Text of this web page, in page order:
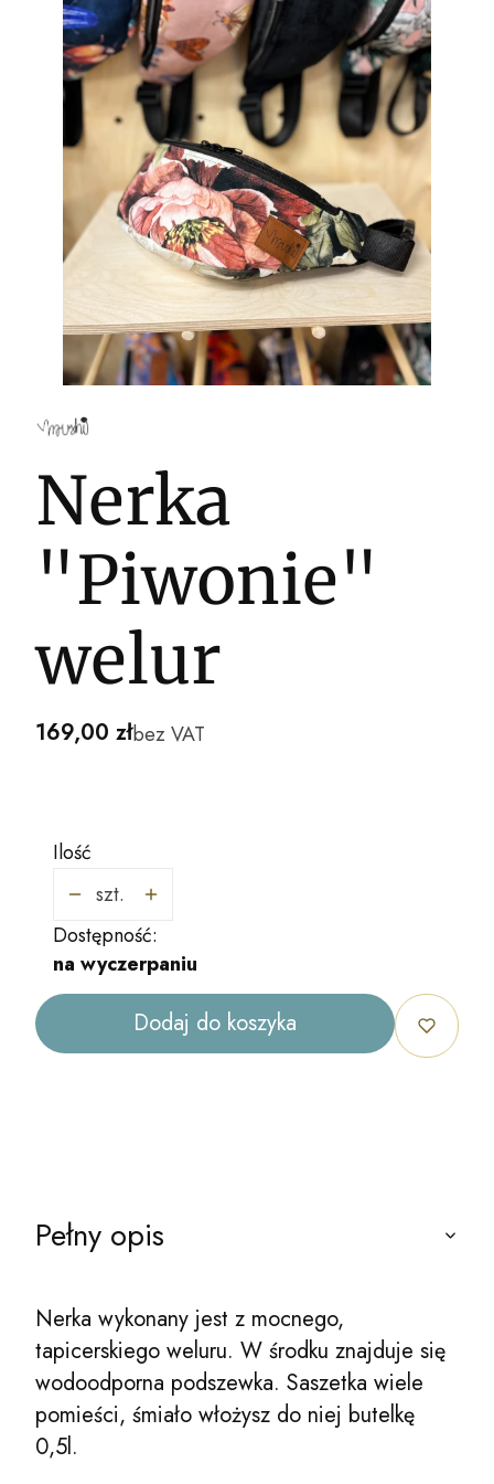
Nerka
"Piwonie"
welur
Cena
169,00 złbez VAT
Ilość
szt.
Dostępność:
na wyczerpaniu
Dodaj do koszyka
Pełny opis
Nerka wykonany jest z mocnego,
tapicerskiego weluru. W środku znajduje się
wodoodporna podszewka. Saszetka wiele
pomieści, śmiało włożysz do niej butelkę
0,5l.